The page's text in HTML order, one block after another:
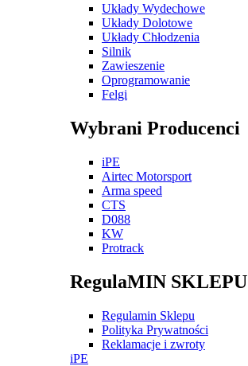
Układy Wydechowe
Układy Dolotowe
Układy Chłodzenia
Silnik
Zawieszenie
Oprogramowanie
Felgi
Wybrani Producenci
iPE
Airtec Motorsport
Arma speed
CTS
D088
KW
Protrack
RegulaMIN SKLEPU
Regulamin Sklepu
Polityka Prywatności
Reklamacje i zwroty
iPE